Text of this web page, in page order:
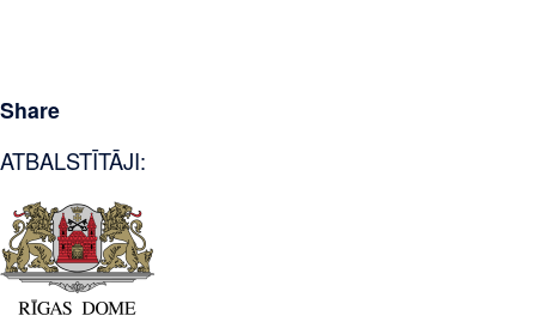
Share
ATBALSTĪTĀJI: